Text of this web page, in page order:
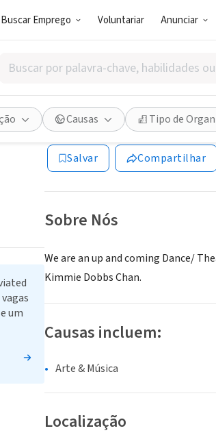
Buscar Emprego Voluntariar Anunciar
Buscar
por
interesses
Causas Tipo de
Deviated Theatre
MD|www.deviatedtheatre.org/
Salvar Compartilhar
Sobre Nós
We are an up and coming Dance/
Kimmie Dobbs Chan.
Causas incluem:
Arte & Música
Localização
um